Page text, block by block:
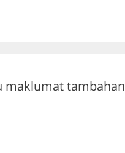
maklumat tambahan